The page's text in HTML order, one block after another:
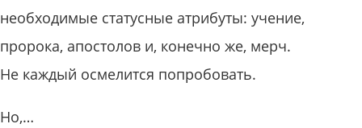
необходимые статусные атрибуты: учение,
пророка, апостолов и, конечно же, мерч.
Не каждый осмелится попробовать.
Но,…